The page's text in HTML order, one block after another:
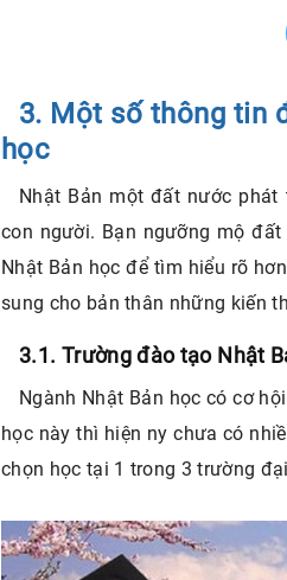
3. Một số thông tin
học
Nhật Bản một đất nước
con người. Bạn ngưỡng mộ
Nhật Bản học để tìm hiểu rõ
sung cho bản thân những kiến
3.1. Trường đào tạo Nhật
Ngành Nhật Bản học có cơ
học này thì hiện ny chưa có
chọn học tại 1 trong 3 trường